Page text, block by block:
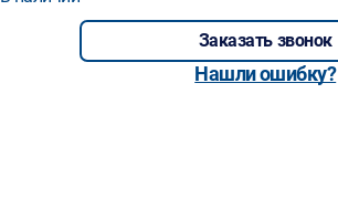
Заказать звонок
Нашли ошибку?